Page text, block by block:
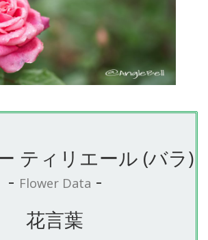
ティリエール (バラ)
- Flower Data -
花言葉